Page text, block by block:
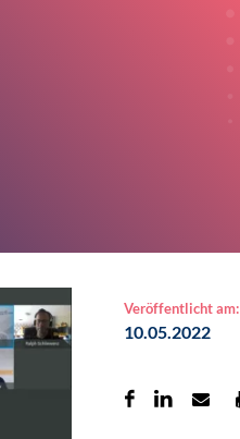
Veröffentlicht am:
10.05.2022